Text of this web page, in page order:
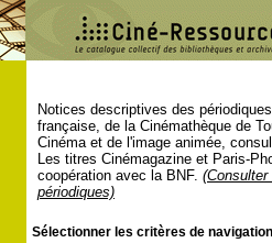
Notices descriptives des
française, de la Cinémathèque de
Cinéma et de l'image animée,
Les titres Cinémagazine et Paris-
coopération avec la BNF.
périodiques)
Sélectionner les critères de